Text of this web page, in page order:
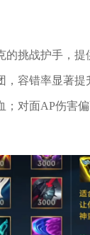
挑战护手，
容错率显著
对面AP伤害